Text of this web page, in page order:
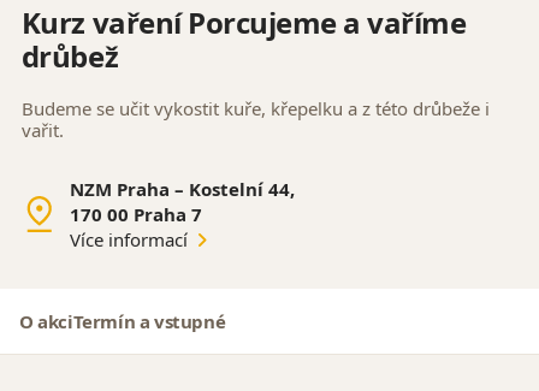
Kurz vaření Porcujeme a vaříme
drůbež
Budeme se učit vykostit kuře, křepelku a z této drůbeže i
vařit.
NZM Praha – Kostelní 44,
170 00 Praha 7
Více informací
O akciTermín a vstupné